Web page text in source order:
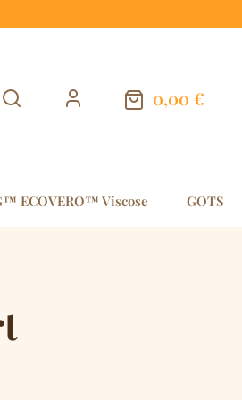
0,00 €
Warenkorb
ECOVERO™ Viscose GOTS